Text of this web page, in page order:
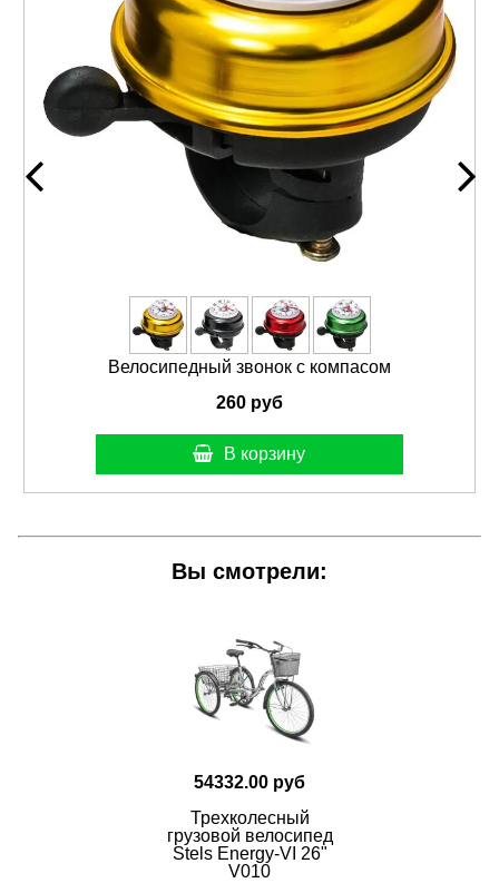
Велосипедный звонок с компасом
260 руб
В корзину
Вы смотрели:
54332.00 руб
Трехколесный
грузовой велосипед
Stels Energy-VI 26"
V010